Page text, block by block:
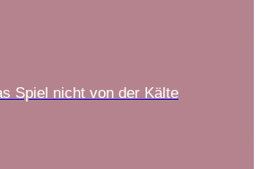
Spiel nicht von der Kälte